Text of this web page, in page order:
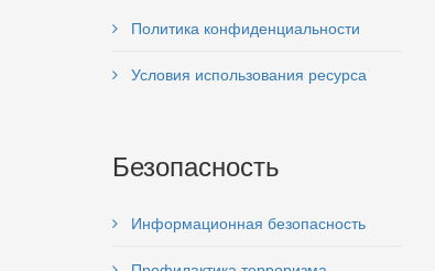
Политика конфиденциальности
Условия использования ресурса
Безопасность
Информационная безопасность